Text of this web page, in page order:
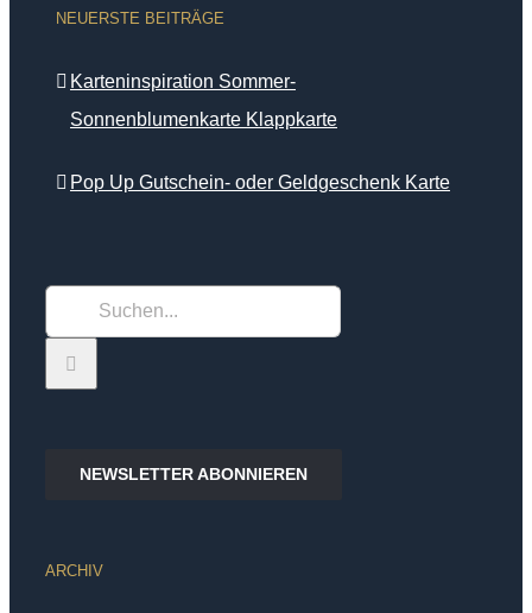
NEUERSTE BEITRÄGE
Karteninspiration Sommer-
Sonnenblumenkarte Klappkarte
Pop Up Gutschein- oder Geldgeschenk Karte
nach:
NEWSLETTER ABONNIEREN
ARCHIV